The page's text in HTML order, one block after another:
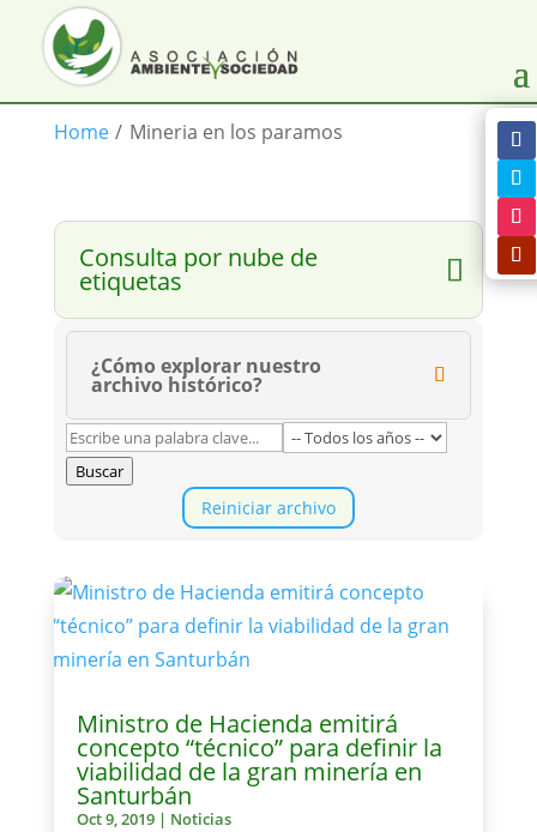
Home / Mineria en los paramos
Consulta por nube de
etiquetas
¿Cómo explorar nuestro
archivo histórico?
Buscar
Reiniciar archivo
Ministro de Hacienda emitirá
concepto “técnico” para definir la
viabilidad de la gran minería en
Santurbán
Oct 9, 2019| Noticias